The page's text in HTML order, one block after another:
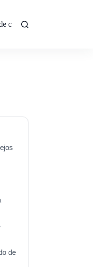
cookies (UE)
de